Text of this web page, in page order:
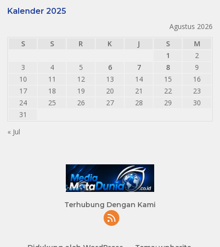
Kalender 2025
Agustus 2026
S
S R K J S
M
1
2
3
4 5 6 7 8
9
10
11 12 13 14 15
16
17
18 19 20 21 22
23
24
25 26 27 28 29
30
31
« Jul
Terhubung Dengan Kami